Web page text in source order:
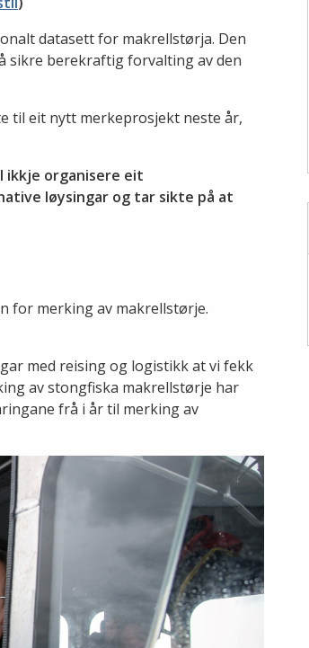
datasett for makrellstørja. Den
sikre berekraftig forvalting av den
til eit nytt merkeprosjekt neste år,
ikkje organisere eit
løysingar og tar sikte på at
for merking av makrellstørje.
med reising og logistikk at vi fekk
av stongfiska makrellstørje har
frå i år til merking av